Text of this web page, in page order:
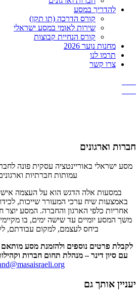
להדריך במסע
קורס הדרכה (תו תקן)
שירות לאומי במסע ישראלי
קורס הנחיית קבוצות
מחנות נוער 2026
תרמו לנו
צרו קשר
חברות וארגונים
מסע ישראלי באוריינטציה עסקית פונה
עמותות חברתיות
במסעות אלה הדגש הוא על העצמה
באמצעות שיח ערכי המעורר שייכות,
אחריות כלפי הארגון והחברה. המסע יוצר
משך המסע יומיים עד שישה ימים, בו
ביחס לעצמם, למקום עבודתם,
לקבלת פרטים נוספים ולהזמנת מסע מותאם
עם סיון דינר – מנהלת תחום חברות וקהילות 02.5887873
יעניין אותך גם